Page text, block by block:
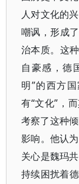
人对文化的
嘲讽，形成
治本质。这
自豪感，德
明”的西方
有“文化”，
考察了这种
影响。他认
关心是魏玛
持续困扰着